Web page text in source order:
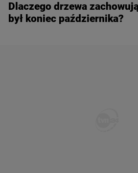
Dlaczego drzewa
był koniec października?